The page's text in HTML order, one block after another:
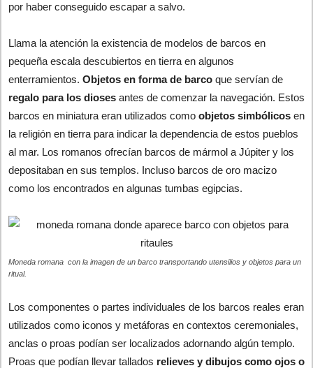
por haber conseguido escapar a salvo.
Llama la atención la existencia de modelos de barcos en
pequeña escala descubiertos en tierra en algunos
enterramientos. Objetos en forma de barco que servían de
regalo para los dioses antes de comenzar la navegación. Estos
barcos en miniatura eran utilizados como objetos simbólicos en
la religión en tierra para indicar la dependencia de estos pueblos
al mar. Los romanos ofrecían barcos de mármol a Júpiter y los
depositaban en sus templos. Incluso barcos de oro macizo
como los encontrados en algunas tumbas egipcias.
Moneda romana con la imagen de un barco transportando utensilios y objetos para un
ritual.
Los componentes o partes individuales de los barcos reales eran
utilizados como iconos y metáforas en contextos ceremoniales,
anclas o proas podían ser localizados adornando algún templo.
Proas que podían llevar tallados relieves y dibujos como ojos o